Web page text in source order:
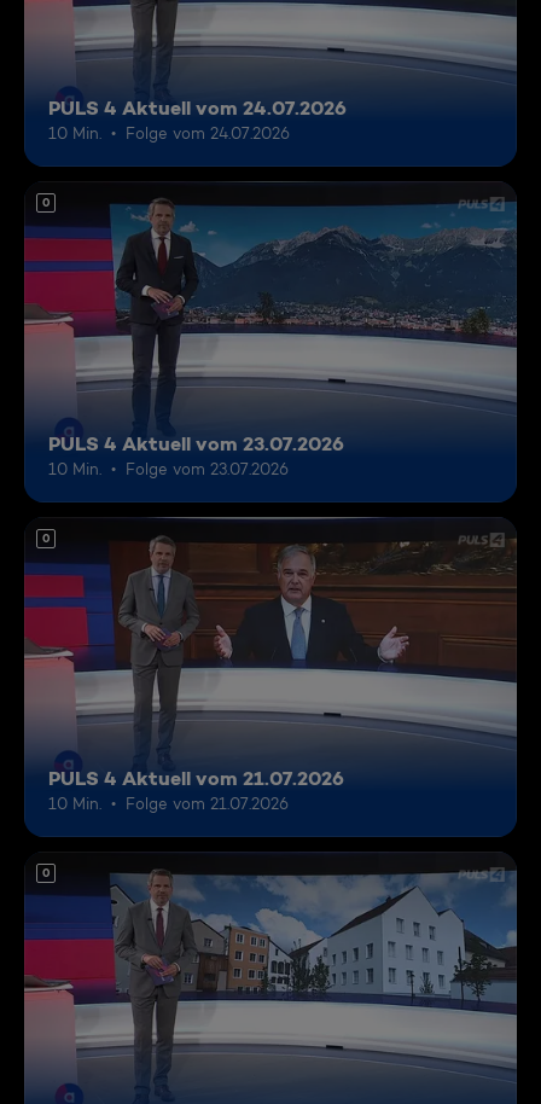
PULS 4 Aktuell vom 24.07.2026
10 Min. Folge vom 24.07.2026
0
PULS 4 Aktuell vom 23.07.2026
10 Min. Folge vom 23.07.2026
0
PULS 4 Aktuell vom 21.07.2026
10 Min. Folge vom 21.07.2026
0